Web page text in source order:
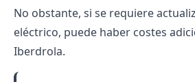
No obstante, si se requiere
eléctrico, puede haber costes
Iberdrola.